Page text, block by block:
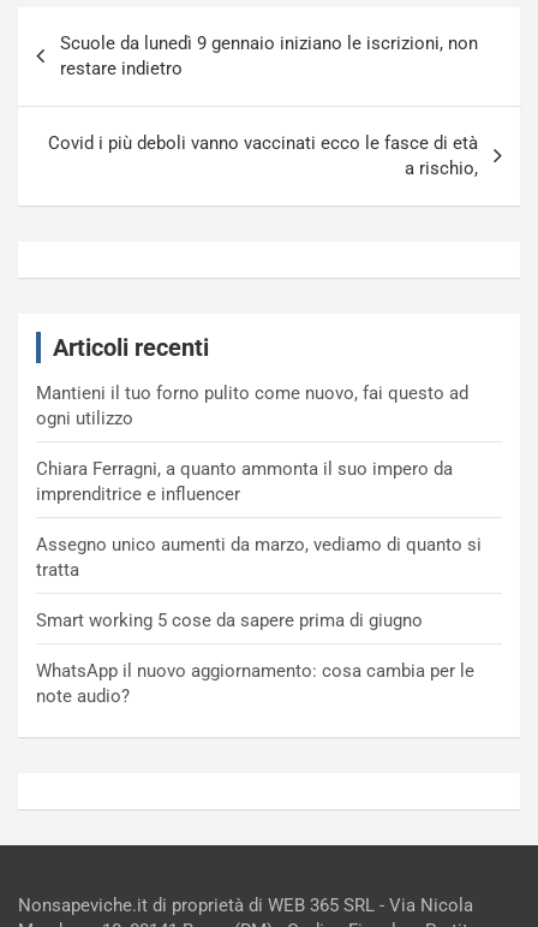
articoli
Scuole da lunedì 9 gennaio iniziano le iscrizioni, non
restare indietro
Covid i più deboli vanno vaccinati ecco le fasce di età
a rischio,
Articoli recenti
Mantieni il tuo forno pulito come nuovo, fai questo ad
ogni utilizzo
Chiara Ferragni, a quanto ammonta il suo impero da
imprenditrice e influencer
Assegno unico aumenti da marzo, vediamo di quanto si
tratta
Smart working 5 cose da sapere prima di giugno
WhatsApp il nuovo aggiornamento: cosa cambia per le
note audio?
Nonsapeviche.it di proprietà di WEB 365 SRL - Via Nicola